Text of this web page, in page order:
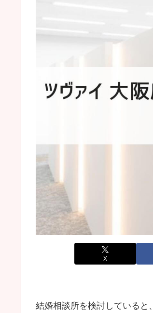
X
結婚相談所を検討していると、